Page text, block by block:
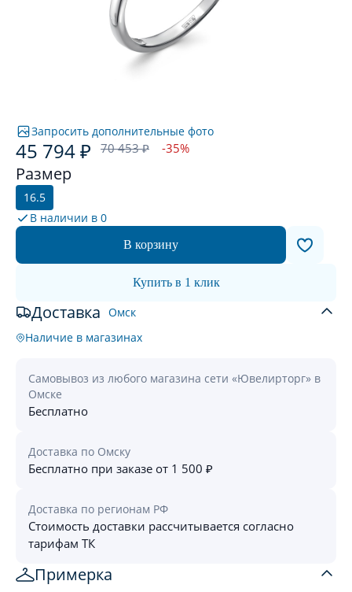
Запросить дополнительные фото
45 794 ₽ 70 453 ₽ -35%
Размер
16.5
В наличии в 0
В корзину
Купить в 1 клик
Доставка Омск
Наличие в магазинах
Самовывоз из любого магазина сети «Ювелирторг» в
Омске
Бесплатно
Доставка по Омску
Бесплатно при заказе от 1 500 ₽
Доставка по регионам РФ
Стоимость доставки рассчитывается согласно
тарифам ТК
Примерка